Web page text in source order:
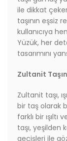
ile dikkat
taşının eşsiz
kullanıcıya
Yüzük, her
tasarımını
Zultanit
Zultanit taşı,
bir taş olarak
farklı bir
taşı, yeşilden
geçişleri ile